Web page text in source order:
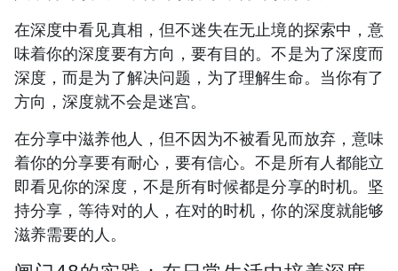
在深度中看见真相，但不迷失在无止境的探索中，意
味着你的深度要有方向，要有目的。不是为了深度而
深度，而是为了解决问题，为了理解生命。当你有了
方向，深度就不会是迷宫。
在分享中滋养他人，但不因为不被看见而放弃，意味
着你的分享要有耐心，要有信心。不是所有人都能立
即看见你的深度，不是所有时候都是分享的时机。坚
持分享，等待对的人，在对的时机，你的深度就能够
滋养需要的人。